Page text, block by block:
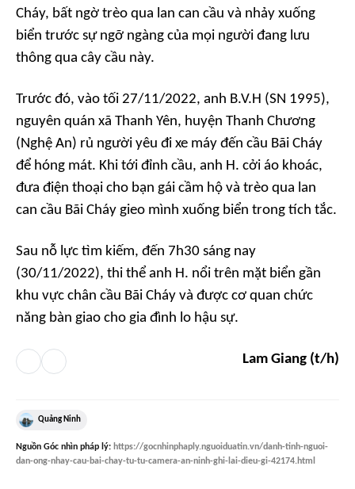
Cháy, bất ngờ trèo qua lan can cầu và nhảy xuống
biển trước sự ngỡ ngàng của mọi người đang lưu
thông qua cây cầu này.
Trước đó, vào tối 27/11/2022, anh B.V.H (SN 1995),
nguyên quán xã Thanh Yên, huyện Thanh Chương
(Nghệ An) rủ người yêu đi xe máy đến cầu Bãi Cháy
để hóng mát. Khi tới đỉnh cầu, anh H. cởi áo khoác,
đưa điện thoại cho bạn gái cầm hộ và trèo qua lan
can cầu Bãi Cháy gieo mình xuống biển trong tích tắc.
Sau nỗ lực tìm kiếm, đến 7h30 sáng nay
(30/11/2022), thi thể anh H. nổi trên mặt biển gần
khu vực chân cầu Bãi Cháy và được cơ quan chức
năng bàn giao cho gia đình lo hậu sự.
Lam Giang (t/h)
Quảng Ninh
Nguồn Góc nhìn pháp lý: https://gocnhinphaply.nguoiduatin.vn/danh-tinh-nguoi-
dan-ong-nhay-cau-bai-chay-tu-tu-camera-an-ninh-ghi-lai-dieu-gi-42174.html